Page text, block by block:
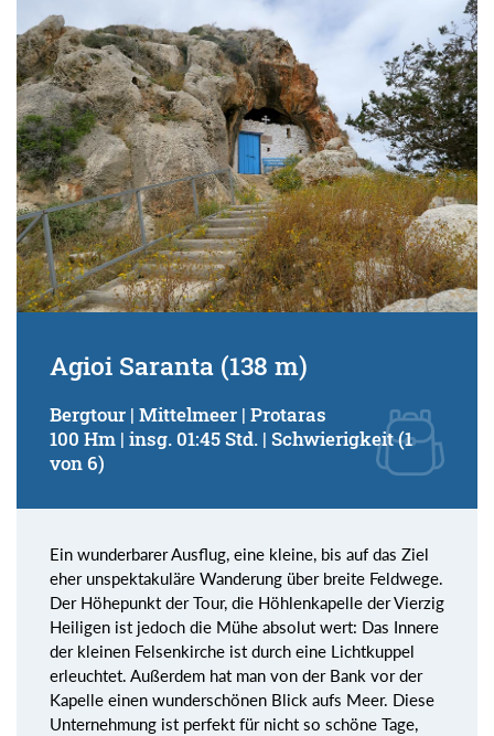
Agioi Saranta (138 m)
Bergtour | Mittelmeer | Protaras
100 Hm | insg. 01:45 Std. | Schwierigkeit (1
von 6)
Ein wunderbarer Ausflug, eine kleine, bis auf das Ziel
eher unspektakuläre Wanderung über breite Feldwege.
Der Höhepunkt der Tour, die Höhlenkapelle der Vierzig
Heiligen ist jedoch die Mühe absolut wert: Das Innere
der kleinen Felsenkirche ist durch eine Lichtkuppel
erleuchtet. Außerdem hat man von der Bank vor der
Kapelle einen wunderschönen Blick aufs Meer. Diese
Unternehmung ist perfekt für nicht so schöne Tage,